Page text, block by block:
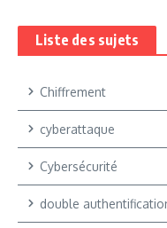
Liste des sujets
Chiffrement
cyberattaque
Cybersécurité
double